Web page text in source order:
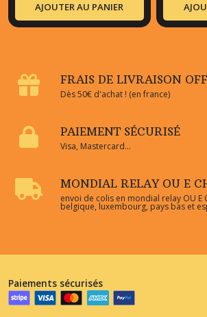
AJOUTER AU PANIER
FRAIS DE LIVRAISON
Dès 50€ d'achat ! (en france)
PAIEMENT SÉCURISÉ
Visa, Mastercard...
MONDIAL RELAY OU E
envoi de colis en mondial relay OU
belgique, luxembourg, pays bas et
Paiements sécurisés